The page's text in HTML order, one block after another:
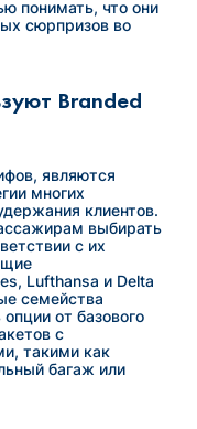
понимать, что они
сюрпризов во
Branded
являются
многих
клиентов.
выбирать
с их
Lufthansa и Delta
семейства
от базового
с
такими как
багаж или